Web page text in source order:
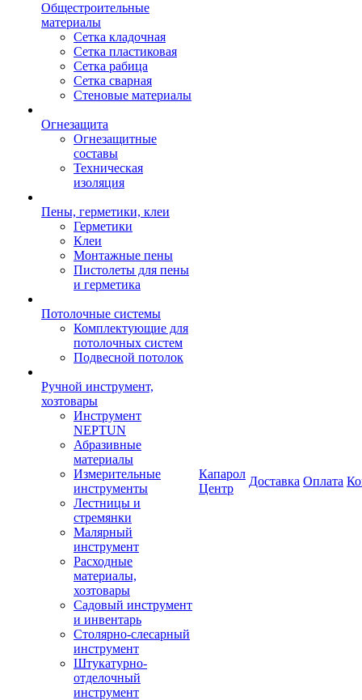
Общестроительные
материалы
Сетка кладочная
Сетка пластиковая
Сетка рабица
Сетка сварная
Стеновые материалы
Огнезащита
Огнезащитные
составы
Техническая
изоляция
Пены, герметики, клеи
Герметики
Клеи
Монтажные пены
Пистолеты для пены
и герметика
Потолочные системы
Комплектующие для
потолочных систем
Подвесной потолок
Ручной инструмент,
хозтовары
Инструмент
NEPTUN
Абразивные
материалы
Измерительные
инструменты
Лестницы и
стремянки
Малярный
инструмент
Расходные
материалы,
хозтовары
Садовый инструмент
и инвентарь
Столярно-слесарный
инструмент
Штукатурно-
отделочный
инструмент
Капарол
Центр
Доставка Оплата